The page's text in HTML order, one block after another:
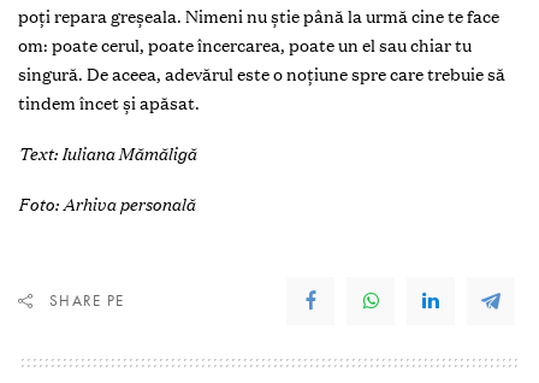
poți repara greșeala. Nimeni nu știe până la urmă cine te face
om: poate cerul, poate încercarea, poate un el sau chiar tu
singură. De aceea, adevărul este o noțiune spre care trebuie să
tindem încet și apăsat.
Text: Iuliana Mămăligă
Foto: Arhiva personală
SHARE PE